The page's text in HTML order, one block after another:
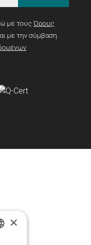
με τους Όρους
με την σύμβαση
×